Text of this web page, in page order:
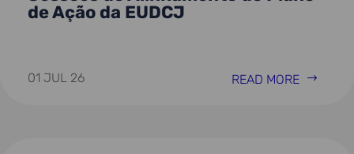
de Ação da EUDCJ
01 JUL 26 READ MORE